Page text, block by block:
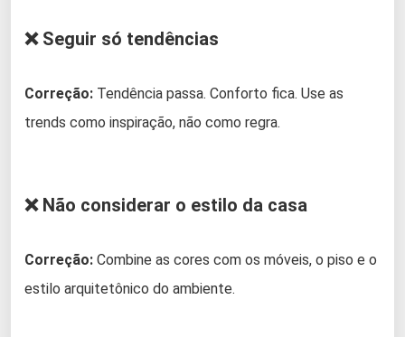
❌ Seguir só tendências
Correção: Tendência passa. Conforto fica. Use as
trends como inspiração, não como regra.
❌ Não considerar o estilo da casa
Correção: Combine as cores com os móveis, o piso e o
estilo arquitetônico do ambiente.